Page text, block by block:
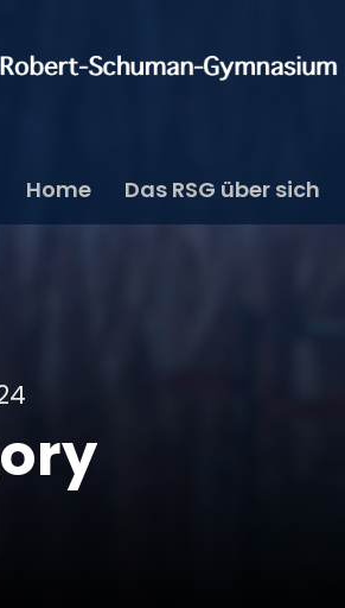
Home Das RSG über sich